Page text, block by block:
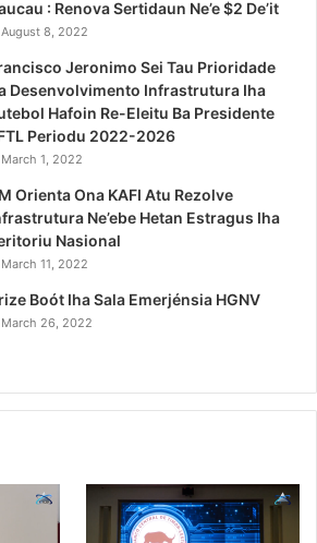
: Renova Sertidaun Ne’e $2 De’it
August 8, 2022
Jeronimo Sei Tau Prioridade
Desenvolvimento Infrastrutura Iha
Hafoin Re-Eleitu Ba Presidente
Periodu 2022-2026
March 1, 2022
Orienta Ona KAFI Atu Rezolve
Ne’ebe Hetan Estragus Iha
Nasional
March 11, 2022
Boót Iha Sala Emerjénsia HGNV
March 26, 2022